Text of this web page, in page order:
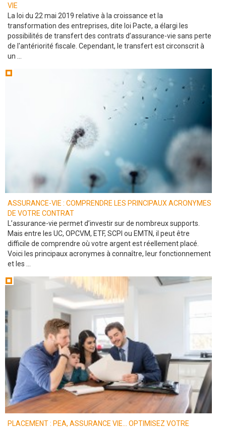
VIE
La loi du 22 mai 2019 relative à la croissance et la
transformation des entreprises, dite loi Pacte, a élargi les
possibilités de transfert des contrats d’assurance-vie sans perte
de l'antériorité fiscale. Cependant, le transfert est circonscrit à
un ...
ASSURANCE-VIE : COMPRENDRE LES PRINCIPAUX ACRONYMES
DE VOTRE CONTRAT
L’assurance-vie permet d’investir sur de nombreux supports.
Mais entre les UC, OPCVM, ETF, SCPI ou EMTN, il peut être
difficile de comprendre où votre argent est réellement placé.
Voici les principaux acronymes à connaître, leur fonctionnement
et les ...
PLACEMENT : PEA, ASSURANCE VIE... OPTIMISEZ VOTRE